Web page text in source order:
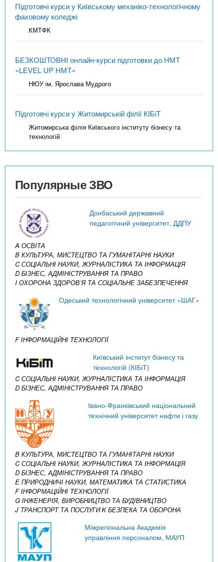
Підготовчі курси у Київському механіко-технологічному
фаховому коледжі
КМТФК
БЕЗКОШТОВНІ онлайн-курси підготовки до НМТ
«LEVEL UP НМТ»
НЮУ ім. Ярослава Мудрого
Підготовчі курси у Житомирській філії КІБіТ
Житомирська філія Київського інституту бізнесу та
технологій
Популярные ЗВО
Донбаський державний
педагогічний університет, ДДПУ
A ОСВІТА
B КУЛЬТУРА, МИСТЕЦТВО ТА ГУМАНІТАРНІ НАУКИ
C СОЦІАЛЬНІ НАУКИ, ЖУРНАЛІСТИКА ТА ІНФОРМАЦІЯ
D БІЗНЕС, АДМІНІСТРУВАННЯ ТА ПРАВО
I ОХОРОНА ЗДОРОВ’Я ТА СОЦІАЛЬНЕ ЗАБЕЗПЕЧЕННЯ
Одеський технологічний університет «ШАГ»
F ІНФОРМАЦІЙНІ ТЕХНОЛОГІЇ
Київський інститут бізнесу та
технологій (КІБіТ)
C СОЦІАЛЬНІ НАУКИ, ЖУРНАЛІСТИКА ТА ІНФОРМАЦІЯ
D БІЗНЕС, АДМІНІСТРУВАННЯ ТА ПРАВО
Івано-Франківський національний
технічний університет нафти і газу
B КУЛЬТУРА, МИСТЕЦТВО ТА ГУМАНІТАРНІ НАУКИ
C СОЦІАЛЬНІ НАУКИ, ЖУРНАЛІСТИКА ТА ІНФОРМАЦІЯ
D БІЗНЕС, АДМІНІСТРУВАННЯ ТА ПРАВО
E ПРИРОДНИЧІ НАУКИ, МАТЕМАТИКА ТА СТАТИСТИКА
F ІНФОРМАЦІЙНІ ТЕХНОЛОГІЇ
G ІНЖЕНЕРІЯ, ВИРОБНИЦТВО ТА БУДІВНИЦТВО
J ТРАНСПОРТ ТА ПОСЛУГИK БЕЗПЕКА ТА ОБОРОНА
Міжрегіональна Академія
управління персоналом, МАУП